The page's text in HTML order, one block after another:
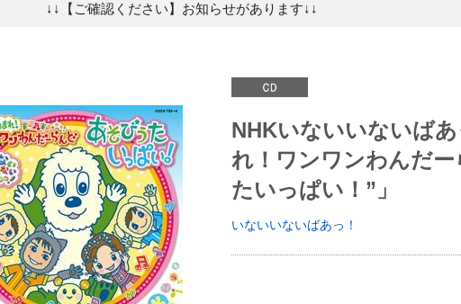
↓↓【ご確認ください】お知らせがあります↓↓
NHKいないいないば
れ！ワンワンわんだー
たいっぱい！”」
いないいないばあっ！